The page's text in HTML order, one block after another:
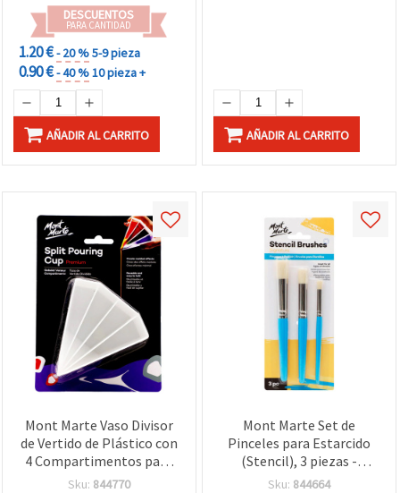
DESCUENTOS
PARA CANTIDAD
1.20 €- 20 %5-9 pieza
0.90 €- 40 %10 pieza +
AÑADIR AL CARRITO AÑADIR AL CARRITO
Mont Marte Vaso Divisor
de Vertido de Plástico con
4 Compartimentos para
Pouring Acrílico
Sku: 844770
Mont Marte Set de
Pinceles para Estarcido
(Stencil), 3 piezas -
Tamaños 4, 8, 12
Sku: 844664